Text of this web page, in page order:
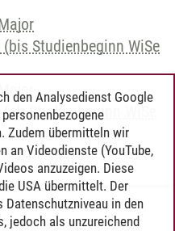
Studienbeginn WiSe
Studienbeginn WiSe
den Analysedienst Google
Zudem übermitteln wir
an Videodienste (YouTube,
anzuzeigen. Diese
USA übermittelt. Der
Datenschutzniveau in den
jedoch als unzureichend